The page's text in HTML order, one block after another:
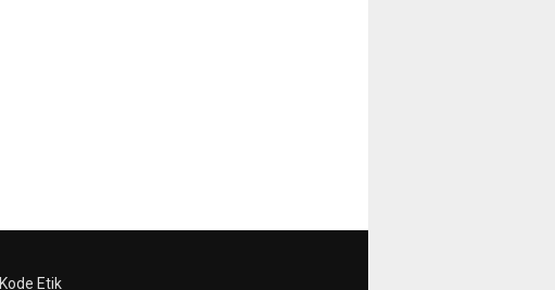
Kode Etik